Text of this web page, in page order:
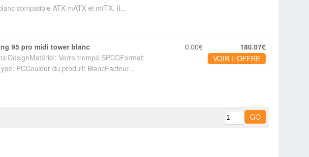
compatible ATX mATX et mITX. Il...
95 pro midi tower blanc
Verre trempé SPCCFormat:
PCCouleur du produit: BlancFacteur...
0.00€
180.07€
VOIR L'OFFRE